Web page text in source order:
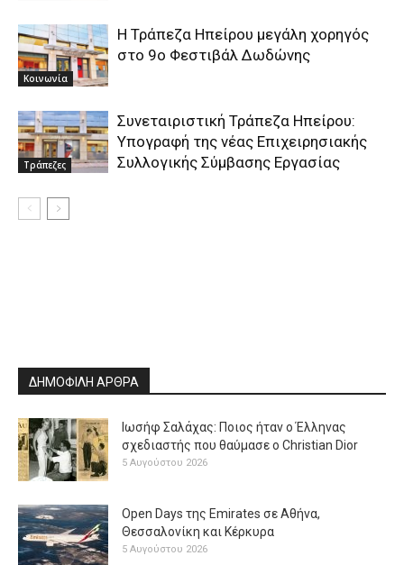
Κοινωνία
Η Τράπεζα Ηπείρου μεγάλη χορηγός
στο 9ο Φεστιβάλ Δωδώνης
Τράπεζες
Συνεταιριστική Τράπεζα Ηπείρου:
Υπογραφή της νέας Επιχειρησιακής
Συλλογικής Σύμβασης Εργασίας
ΔΗΜΟΦΙΛΗ ΑΡΘΡΑ
Ιωσήφ Σαλάχας: Ποιος ήταν ο Έλληνας
σχεδιαστής που θαύμασε ο Christian Dior
5 Αυγούστου 2026
Open Days της Emirates σε Αθήνα,
Θεσσαλονίκη και Κέρκυρα
5 Αυγούστου 2026